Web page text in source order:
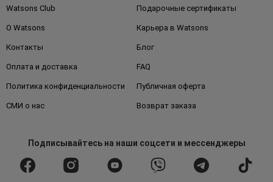
Watsons Club Подарочные сертификаты
О Watsons Карьера в Watsons
Контакты Блог
Оплата и доставка FAQ
Политика конфиденциальности Публичная оферта
СМИ о нас Возврат заказа
Подписывайтесьна наши соцсети и мессенджеры